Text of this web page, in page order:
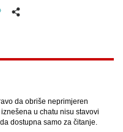
da obriše neprimjeren
u chatu nisu stavovi
dostupna samo za čitanje.